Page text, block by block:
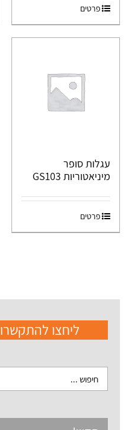
פרטים
עגלות סופר
מיניאטוריות GS103
פרטים
ליחצו